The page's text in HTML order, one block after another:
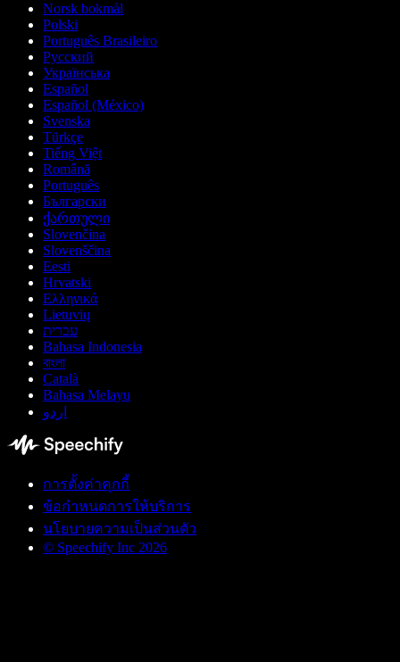
Norsk bokmål
Polski
Português Brasileiro
Русский
Українська
Español
Español (México)
Svenska
Türkçe
Tiếng Việt
Română
Português
Български
ქართული
Slovenčina
Slovenščina
Eesti
Hrvatski
Ελληνικά
Lietuvių
עברית
Bahasa Indonesia
বাংলা
Català
Bahasa Melayu
اردو
การตั้งค่าคุกกี้
ข้อกำหนดการให้บริการ
นโยบายความเป็นส่วนตัว
© Speechify Inc 2026